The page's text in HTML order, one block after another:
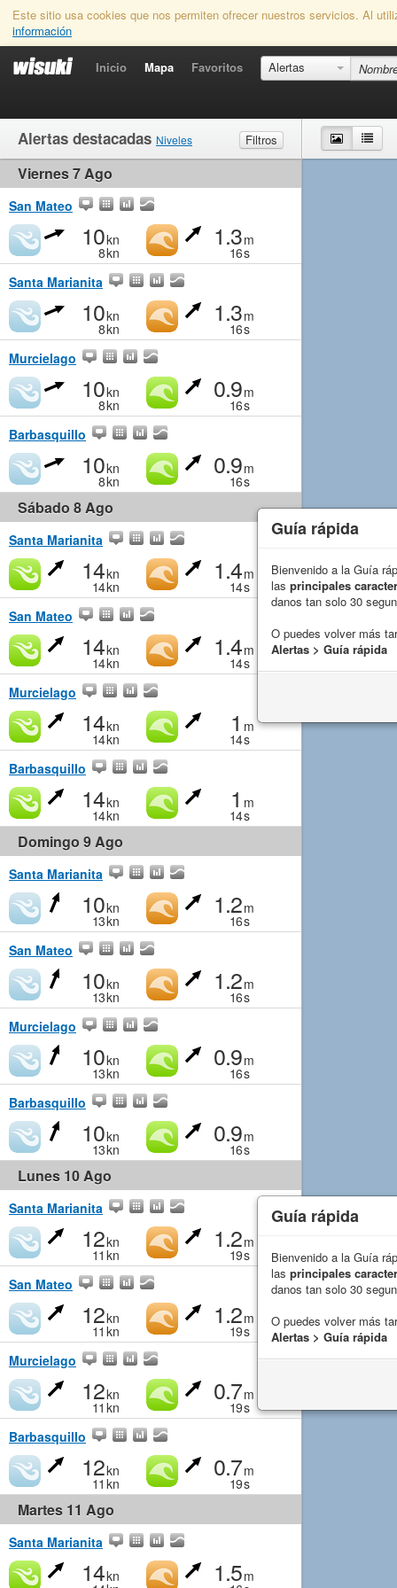
Este sitio usa cookies que nos permiten ofrecer nuestros servicios. Al
información
Inicio Mapa Favoritos Alertas
Alertas destacadas Niveles
Filtros
Viento
Olas
Viernes 7 Ago
San Mateo
10kn
8kn
1.3m
16s
Santa Marianita
10kn
8kn
1.3m
16s
Murcielago
10kn
8kn
0.9m
16s
Barbasquillo
10kn
8kn
0.9m
16s
Sábado 8 Ago
Santa Marianita
14kn
14kn
1.4m
14s
San Mateo
14kn
14kn
1.4m
14s
Murcielago
14kn
14kn
1 m
14s
Barbasquillo
14kn
14kn
1 m
14s
Domingo 9 Ago
Santa Marianita
10kn
13kn
1.2m
16s
San Mateo
10kn
13kn
1.2m
16s
Murcielago
10kn
13kn
0.9m
16s
Barbasquillo
10kn
13kn
0.9m
16s
Lunes 10 Ago
Santa Marianita
12kn
11 kn
1.2m
19s
San Mateo
12kn
11 kn
1.2m
19s
Murcielago
12kn
11 kn
0.7m
19s
Barbasquillo
12kn
11 kn
0.7m
19s
Martes 11 Ago
Santa Marianita
14kn 1.5m
Mapa
Guía rápida
Bienvenido a la Guía
las principales
danos tan solo 30
O puedes volver más
Alertas > Guía rápida
Guía rápida
Bienvenido a la Guía
las principales
danos tan solo 30
O puedes volver más
Alertas > Guía rápida